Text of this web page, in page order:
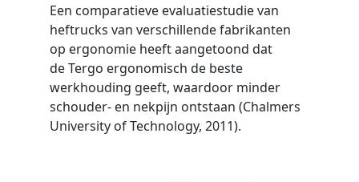
Een comparatieve evaluatiestudie van
heftrucks van verschillende fabrikanten
op ergonomie heeft aangetoond dat
de Tergo ergonomisch de beste
werkhouding geeft, waardoor minder
schouder- en nekpijn ontstaan (Chalmers
University of Technology, 2011).